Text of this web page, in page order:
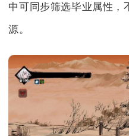
中可同步筛选毕业属性，
源。